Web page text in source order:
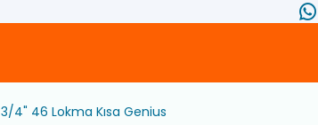
3/4" 46 Lokma Kısa Genius